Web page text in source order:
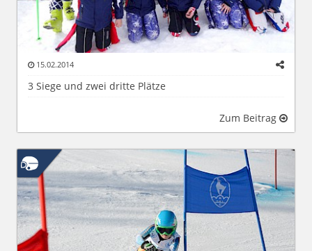
15.02.2014
3 Siege und zwei dritte Plätze
Zum Beitrag